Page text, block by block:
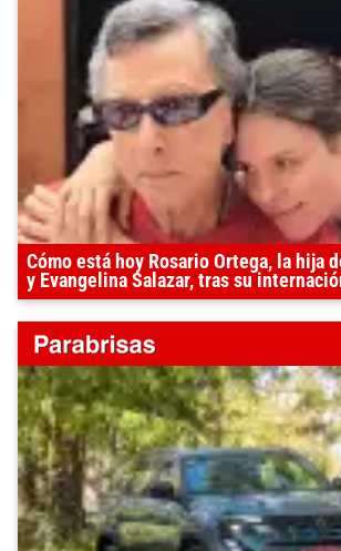
Cómo está hoy Rosario Ortega, la hija
y Evangelina Salazar, tras su